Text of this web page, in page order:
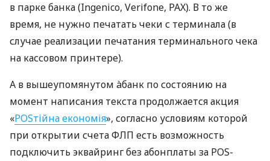
в парке банка (Ingenico, Verifone, PAX). В то же
время, не нужно печатать чеки с терминала (в
случае реализации печатания терминального чека
на кассовом принтере).
А в вышеупомянутом àбанк по состоянию на
момент написания текста продолжается акция
«POSтійна економія», согласно условиям которой
при открытии счета ФЛП есть возможность
подключить эквайринг без абонплаты за POS-